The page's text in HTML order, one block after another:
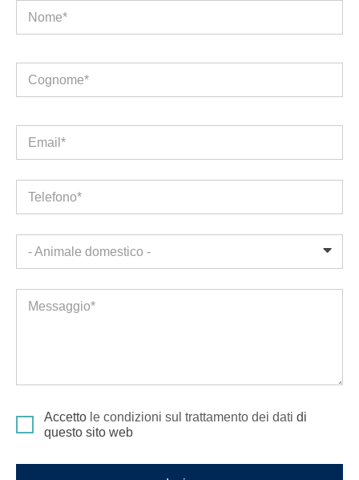
Nome*
Cognome*
Email*
Telefono*
- Animale domestico -
Messaggio*
Accetto le condizioni sul trattamento dei dati di
questo sito web